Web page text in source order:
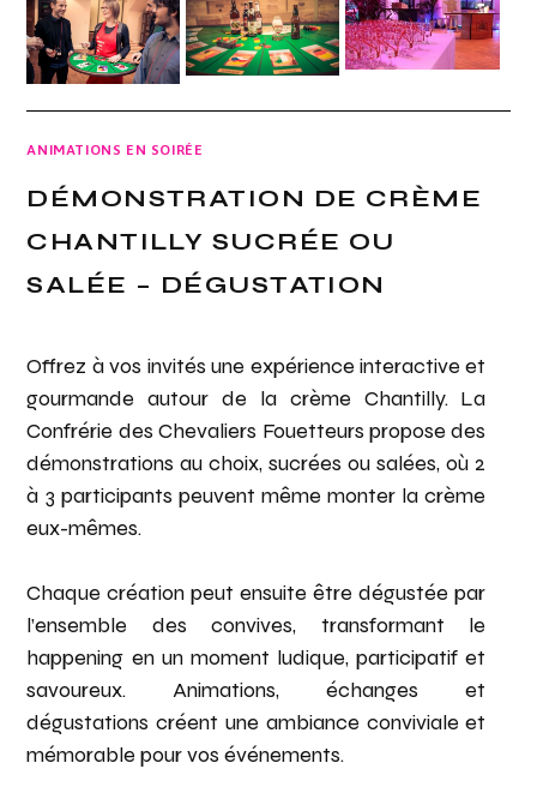
ANIMATIONS EN SOIRÉE
DÉMONSTRATION DE CRÈME
CHANTILLY SUCRÉE OU
SALÉE – DÉGUSTATION
Offrez à vos invités une expérience interactive et
gourmande autour de la crème Chantilly. La
Confrérie des Chevaliers Fouetteurs propose des
démonstrations au choix, sucrées ou salées, où 2
à 3 participants peuvent même monter la crème
eux-mêmes.
Chaque création peut ensuite être dégustée par
l’ensemble des convives, transformant le
happening en un moment ludique, participatif et
savoureux. Animations, échanges et
dégustations créent une ambiance conviviale et
mémorable pour vos événements.